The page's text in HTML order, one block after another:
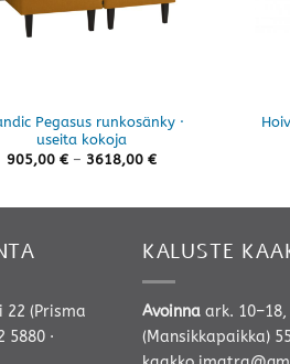
Pegasus runkosänky ·
useita kokoja
905,00 € – 3618,00 €Hintaluokka:
(Prisma
5880 ·
KALUSTE
Avoinnaark. 10–18,
(Mansikkapaikka)